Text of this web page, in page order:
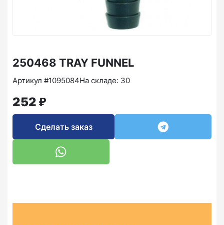
250468 TRAY FUNNEL
Артикул #1095084На складе: 30
252 ₽
Сделать заказ